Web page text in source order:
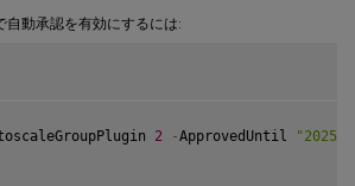
自動承認を有効にするには:
2 -ApprovedUntil "2025-